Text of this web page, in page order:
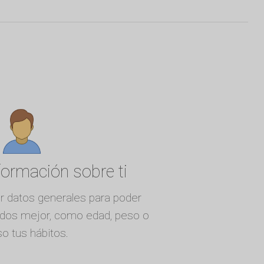
sobre ti
datos generales para poder
mejor, como edad, peso o
tus hábitos.